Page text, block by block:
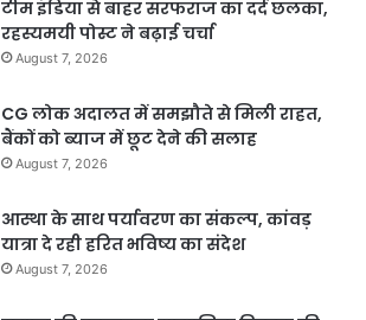
टीम इंडिया से बाहर सरफराज का दर्द छलका,
रहस्यमयी पोस्ट ने बढ़ाई चर्चा
August 7, 2026
CG लोक अदालत में समझौते से मिली राहत,
बैंकों को ब्याज में छूट देने की सलाह
August 7, 2026
आस्था के साथ पर्यावरण का संकल्प, कांवड़
यात्रा दे रही हरित भविष्य का संदेश
August 7, 2026